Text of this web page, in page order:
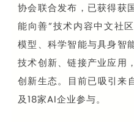
协会联合发布，已获得获
能向善”技术内容中文社
模型、科学智能与具身智
技术创新、链接产业应用
创新生态。目前已吸引来
及18家AI企业参与。